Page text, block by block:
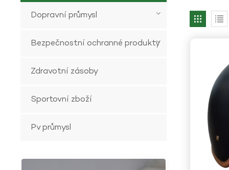
Dopravní průmysl
Bezpečnostní ochranné produkty
Zdravotní zásoby
Sportovní zboží
Pv průmysl